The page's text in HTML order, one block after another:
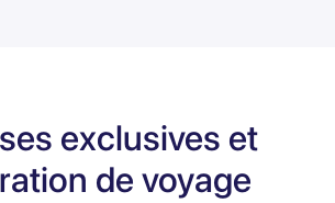
exclusives et
de voyage